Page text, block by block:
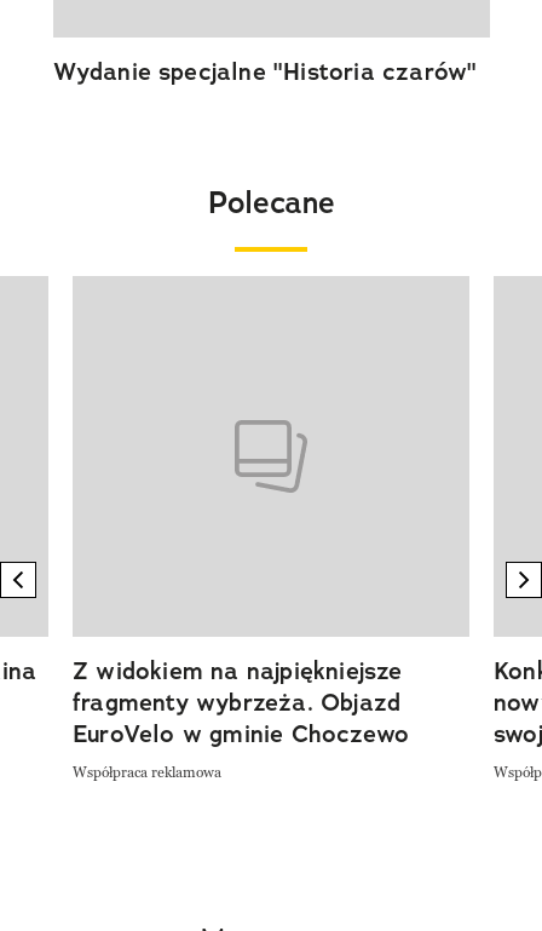
Wydanie specjalne "Historia czarów"
Polecane
previous element
Z widokiem na najpiękniejsze
fragmenty wybrzeża. Objazd
EuroVelo w gminie Choczewo
Współpraca reklamowa